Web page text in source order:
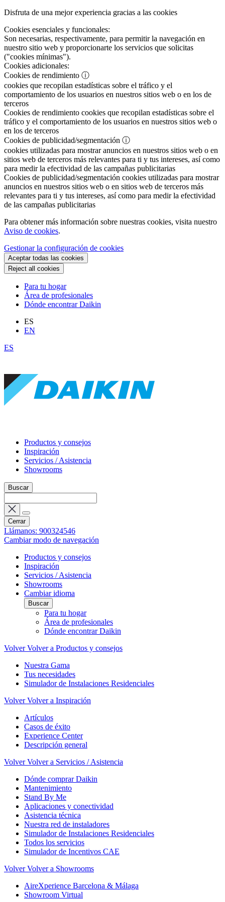
Disfruta de una mejor experiencia gracias a las cookies
Cookies esenciales y funcionales:
Son necesarias, respectivamente, para permitir la navegación en
nuestro sitio web y proporcionarte los servicios que solicitas
("cookies mínimas").
Cookies adicionales:
Cookies de rendimiento ⓘ
cookies que recopilan estadísticas sobre el tráfico y el
comportamiento de los usuarios en nuestros sitios web o en los de
terceros
Cookies de rendimiento cookies que recopilan estadísticas sobre el
tráfico y el comportamiento de los usuarios en nuestros sitios web o
en los de terceros
Cookies de publicidad/segmentación ⓘ
cookies utilizadas para mostrar anuncios en nuestros sitios web o en
sitios web de terceros más relevantes para ti y tus intereses, así como
para medir la efectividad de las campañas publicitarias
Cookies de publicidad/segmentación cookies utilizadas para mostrar
anuncios en nuestros sitios web o en sitios web de terceros más
relevantes para ti y tus intereses, así como para medir la efectividad
de las campañas publicitarias
Para obtener más información sobre nuestras cookies, visita nuestro
Aviso de cookies.
Gestionar la configuración de cookies
Aceptar todas las cookies
Reject all cookies
Para tu hogar
Área de profesionales
Dónde encontrar Daikin
ES
EN
ES
Productos y consejos
Inspiración
Servicios / Asistencia
Showrooms
Buscar
Cerrar
Llámanos: 900324546
Cambiar modo de navegación
Productos y consejos
Inspiración
Servicios / Asistencia
Showrooms
Cambiar idioma
Buscar
Para tu hogar
Área de profesionales
Dónde encontrar Daikin
Volver Volver a Productos y consejos
Nuestra Gama
Tus necesidades
Simulador de Instalaciones Residenciales
Volver Volver a Inspiración
Artículos
Casos de éxito
Experience Center
Descripción general
Volver Volver a Servicios / Asistencia
Dónde comprar Daikin
Mantenimiento
Stand By Me
Aplicaciones y conectividad
Asistencia técnica
Nuestra red de instaladores
Simulador de Instalaciones Residenciales
Todos los servicios
Simulador de Incentivos CAE
Volver Volver a Showrooms
AireXperience Barcelona & Málaga
Showroom Virtual